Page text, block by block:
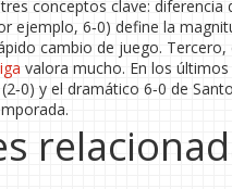
conceptos clave:
ejemplo, 6‑0) define la
cambio de juego.
valora mucho. En los
y el dramático 6‑0 de